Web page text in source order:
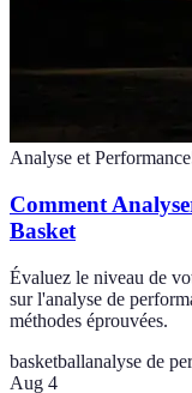
Analyse et Performance
Comment
Basket
Évaluez le niveau de
sur l'analyse de
méthodes éprouvées.
basketballanalyse de
Aug 4